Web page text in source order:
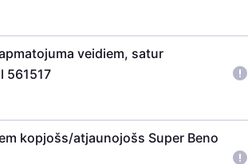
veidiem, satur
561517
kopjošs/atjaunojošs Super Beno